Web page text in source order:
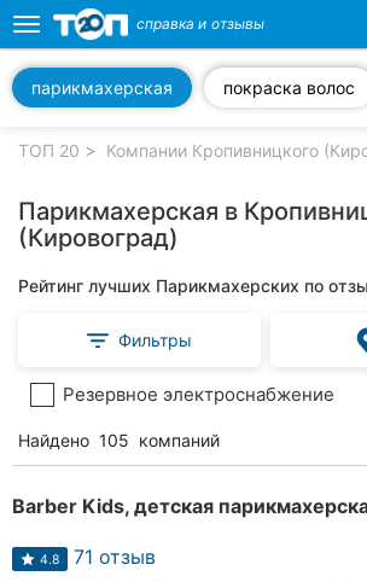
компании
рубрики:
Стоматологии
Частные
Ветеринарные
клиники
Автошколы
Toggle
navigation
справка и отзывы
покраска волос
парикмахерская
ТОП 20 Компании Кропивницкого
Парикмахерская в
(Кировоград)
Рейтинг лучших Парикмахерских по
Фильтры
Резервное электроснабжение
Найдено 105 компаний
Barber Kids, детская
4.8 71 отзыв